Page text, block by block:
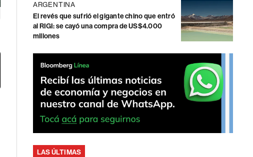
ARGENTINA
El revés que sufrió el gigante chino que entró
al RIGI: se cayó una compra de US$4.000
millones
LAS ÚLTIMAS